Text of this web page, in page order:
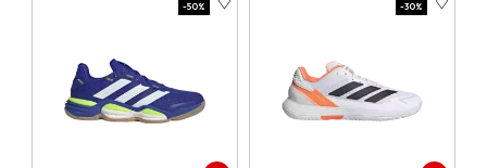
-50% -30%